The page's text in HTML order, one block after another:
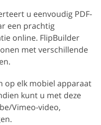
u eenvoudig PDF-
een prachtig
online. FlipBuilder
met verschillende
op elk mobiel apparaat
kunt u met deze
Vimeo-video,